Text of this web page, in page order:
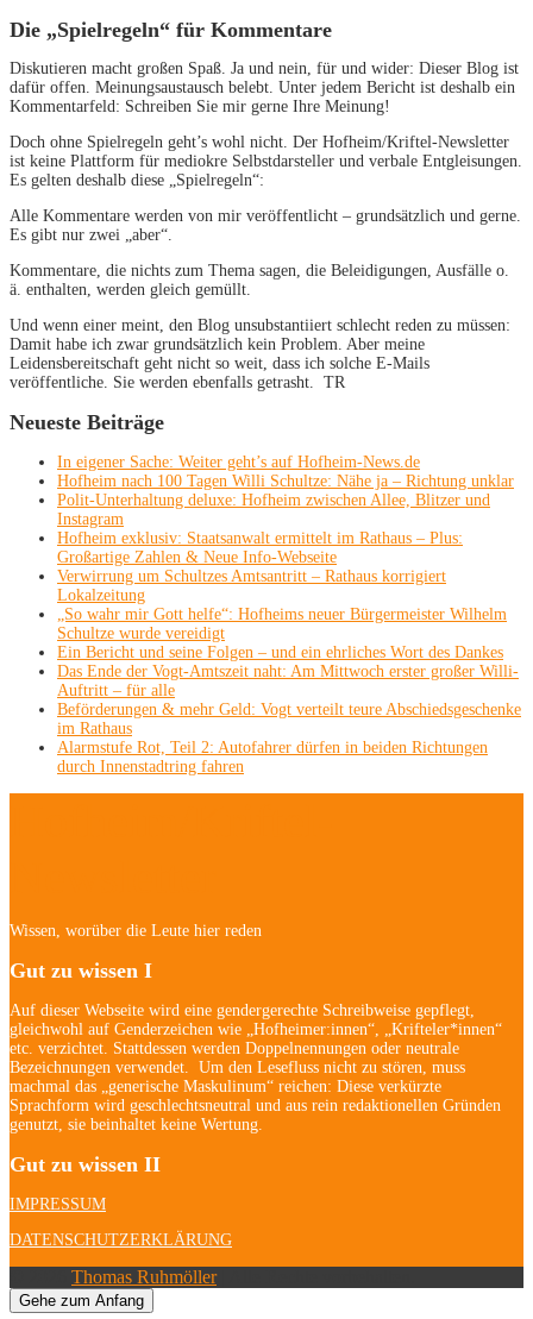
Die „Spielregeln“ für Kommentare
Diskutieren macht großen Spaß. Ja und nein, für und wider: Dieser Blog ist
dafür offen. Meinungsaustausch belebt. Unter jedem Bericht ist deshalb ein
Kommentarfeld: Schreiben Sie mir gerne Ihre Meinung!
Doch ohne Spielregeln geht’s wohl nicht. Der Hofheim/Kriftel-Newsletter
ist keine Plattform für mediokre Selbstdarsteller und verbale Entgleisungen.
Es gelten deshalb diese „Spielregeln“:
Alle Kommentare werden von mir veröffentlicht – grundsätzlich und gerne.
Es gibt nur zwei „aber“.
Kommentare, die nichts zum Thema sagen, die Beleidigungen, Ausfälle o.
ä. enthalten, werden gleich gemüllt.
Und wenn einer meint, den Blog unsubstantiiert schlecht reden zu müssen:
Damit habe ich zwar grundsätzlich kein Problem. Aber meine
Leidensbereitschaft geht nicht so weit, dass ich solche E-Mails
veröffentliche. Sie werden ebenfalls getrasht. TR
Neueste Beiträge
In eigener Sache: Weiter geht’s auf Hofheim-News.de
Hofheim nach 100 Tagen Willi Schultze: Nähe ja – Richtung unklar
Polit-Unterhaltung deluxe: Hofheim zwischen Allee, Blitzer und
Instagram
Hofheim exklusiv: Staatsanwalt ermittelt im Rathaus – Plus:
Großartige Zahlen & Neue Info-Webseite
Verwirrung um Schultzes Amtsantritt – Rathaus korrigiert
Lokalzeitung
„So wahr mir Gott helfe“: Hofheims neuer Bürgermeister Wilhelm
Schultze wurde vereidigt
Ein Bericht und seine Folgen – und ein ehrliches Wort des Dankes
Das Ende der Vogt-Amtszeit naht: Am Mittwoch erster großer Willi-
Auftritt – für alle
Beförderungen & mehr Geld: Vogt verteilt teure Abschiedsgeschenke
im Rathaus
Alarmstufe Rot, Teil 2: Autofahrer dürfen in beiden Richtungen
durch Innenstadtring fahren
Wissen, worüber die Leute hier reden
Gut zu wissen I
Auf dieser Webseite wird eine gendergerechte Schreibweise gepflegt,
gleichwohl auf Genderzeichen wie „Hofheimer:innen“, „Krifteler*innen“
etc. verzichtet. Stattdessen werden Doppelnennungen oder neutrale
Bezeichnungen verwendet. Um den Lesefluss nicht zu stören, muss
machmal das „generische Maskulinum“ reichen: Diese verkürzte
Sprachform wird geschlechtsneutral und aus rein redaktionellen Gründen
genutzt, sie beinhaltet keine Wertung.
Gut zu wissen II
IMPRESSUM
DATENSCHUTZERKLÄRUNG
Thomas Ruhmöller| Alle Rechte vorbehalten.
Gehe zum Anfang